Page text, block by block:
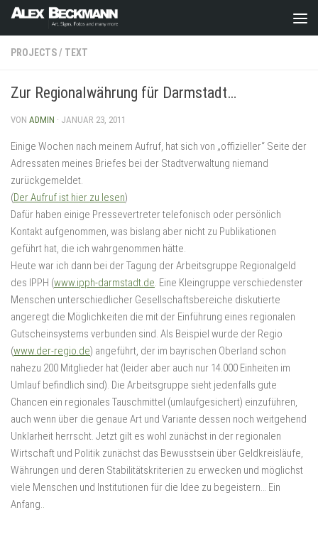
Zum Inhalt springen
PROJECTS/ TEXT
Zur Regionalwährung für Darmstadt…
VON ADMIN · JANUAR 23, 2011
Einige Wochen nach meinem Aufruf, hat sich von „offizieller“ Seite der
Adressaten meines Briefes bei der Stadtverwaltung niemand
zurückgemeldet.
(Der Aufruf ist hier zu lesen)
Dafür haben einige Pressevertreter telefonisch oder persönlich
Kontakt aufgenommen, was bislang aber nicht zu Publikationen
geführt hat, die ich wahrgenommen hätte.
Heute war ich dann bei der Tagung der Arbeitsgruppe Regionalgeld
des IPPH (www.ipph-darmstadt.de. Eine Kleingruppe verschiedenster
Menschen unterschiedlicher Gesellschaftsbereiche diskutierte
angeregt die Möglichkeiten die mit der Einführung eines regionalen
Gutscheinsystems verbunden sind. Als Beispiel wurde der Regio
(www.der-regio.de) angeführt, der im bayrischen Oberland schon
nahezu 200 Mitglieder hat (leider aber auch nur 14.000 Einheiten im
Umlauf befindlich sind). Die Arbeitsgruppe sieht jedenfalls gute
Chancen ein regionales Tauschmittel (umlaufgesichert) einzuführen,
auch wenn über die genaue Art und Variante dessen noch weitgehend
Unklarheit herrscht. Jetzt gilt es wohl zunächst in der regionalen
Wirtschaft und Politik zunächst das Bewusstsein über Geldkreisläufe,
Währungen und deren Stabilitätskriterien zu erwecken und möglichst
viele Menschen und Institutionen für die Idee zu begeistern… Ein
Anfang..